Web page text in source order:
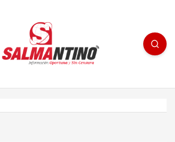
- medios/noticias/editorial